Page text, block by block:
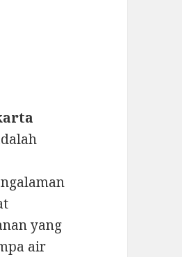
yang
air